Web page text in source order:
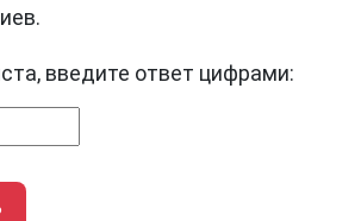
введите ответ цифрами: